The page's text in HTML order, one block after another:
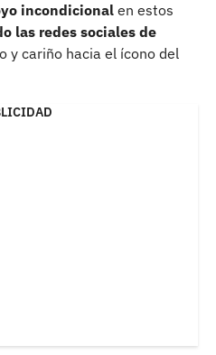
incondicional en estos
las redes sociales de
y cariño hacia el ícono del